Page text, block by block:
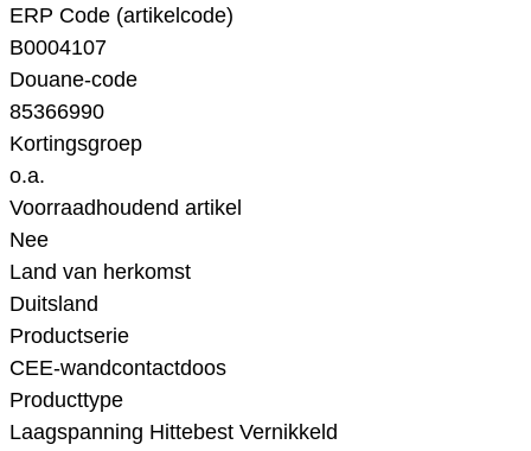
ERP Code (artikelcode)
B0004107
Douane-code
85366990
Kortingsgroep
o.a.
Voorraadhoudend artikel
Nee
Land van herkomst
Duitsland
Productserie
CEE-wandcontactdoos
Producttype
Laagspanning Hittebest Vernikkeld